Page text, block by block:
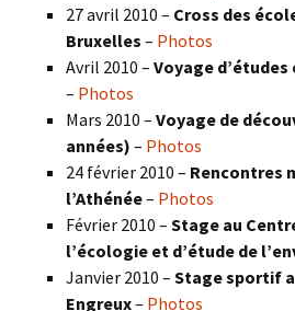
27 avril 2010 – Cross des
Bruxelles – Photos
Avril 2010 – Voyage
– Photos
Mars 2010 – Voyage de
années) – Photos
24 février 2010 – Rencontres
l’Athénée– Photos
Février 2010 – Stage au
l’écologie et d’étude de
Janvier 2010 – Stage sportif
Engreux– Photos